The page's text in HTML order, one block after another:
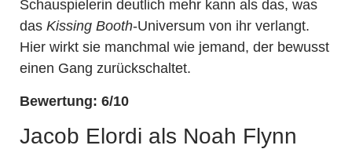
Schauspielerin deutlich mehr kann als das, was
das Kissing Booth-Universum von ihr verlangt.
Hier wirkt sie manchmal wie jemand, der bewusst
einen Gang zurückschaltet.
Bewertung: 6/10
Jacob Elordi als Noah Flynn